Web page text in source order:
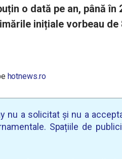
o dată pe an, până
inițiale vorbeau
hotnews.ro
nu a solicitat și nu a
Spațiile de